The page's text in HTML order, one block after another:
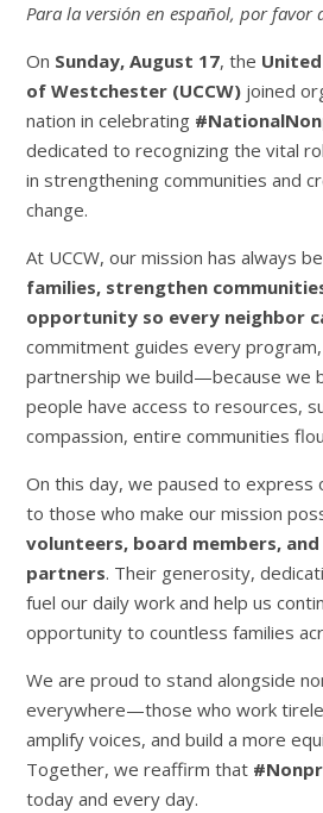
Para la versión en español, por favor
On Sunday, August 17, the
of Westchester (UCCW)joined
nation in celebrating
dedicated to recognizing the vital
in strengthening communities and
change.
At UCCW, our mission has always
families, strengthen
opportunity so every neighbor
commitment guides every
partnership we build—because we
people have access to resources,
compassion, entire communities
On this day, we paused to
to those who make our mission
volunteers, board members,
partners. Their generosity,
fuel our daily work and help us
opportunity to countless families
We are proud to stand alongside
everywhere—those who work
amplify voices, and build a more
Together, we reaffirm that
today and every day.